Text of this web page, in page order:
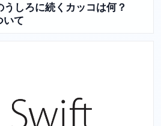
しろに続くカッコは何？
て